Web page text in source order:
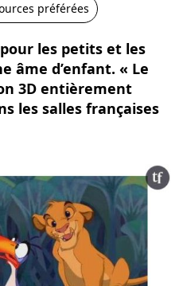
préférées
les petits et les
âme d’enfant. « Le
3D entièrement
les salles françaises